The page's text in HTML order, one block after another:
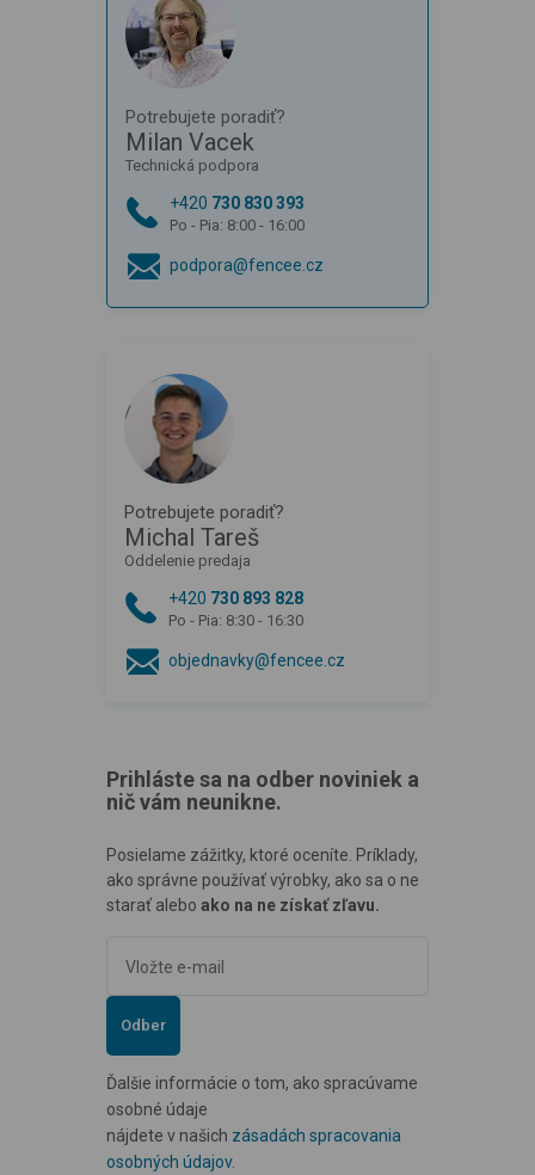
Potrebujete poradiť?
Milan Vacek
Technická podpora
+420 730 830 393
Po - Pia: 8:00 - 16:00
podpora@fencee.cz
Potrebujete poradiť?
Michal Tareš
Oddelenie predaja
+420 730 893 828
Po - Pia: 8:30 - 16:30
objednavky@fencee.cz
Prihláste sa na odber noviniek a
nič vám neunikne.
Posielame zážitky, ktoré oceníte. Príklady,
ako správne používať výrobky, ako sa o ne
starať alebo ako na ne získať zľavu.
Odber
Ďalšie informácie o tom, ako spracúvame
osobné údaje
nájdete v našich zásadách spracovania
osobných údajov.